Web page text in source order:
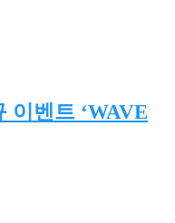
이벤트 ‘WAVE